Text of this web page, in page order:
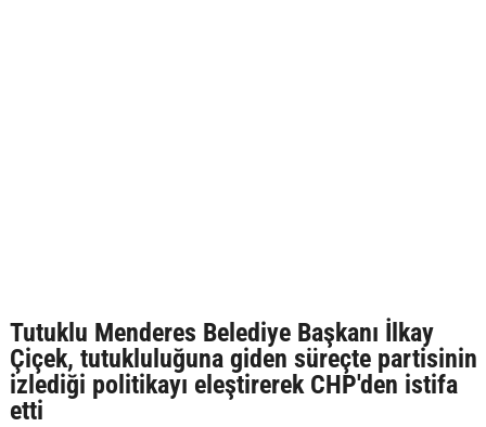
Tutuklu Menderes Belediye Başkanı İlkay
Çiçek, tutukluluğuna giden süreçte partisinin
izlediği politikayı eleştirerek CHP'den istifa
etti